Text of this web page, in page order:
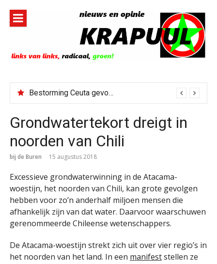
inhoud
Bestorming Ceuta gevolg van op sociale media verspreide hoax?
Grondwatertekort dreigt in
noorden van Chili
bij de Buren 15 augustus 2018
Excessieve grondwaterwinning in de Atacama-
woestijn, het noorden van Chili, kan grote gevolgen
hebben voor zo’n anderhalf miljoen mensen die
afhankelijk zijn van dat water. Daarvoor waarschuwen
gerenommeerde Chileense wetenschappers.
De Atacama-woestijn strekt zich uit over vier regio’s in
het noorden van het land. In een manifeststellen ze